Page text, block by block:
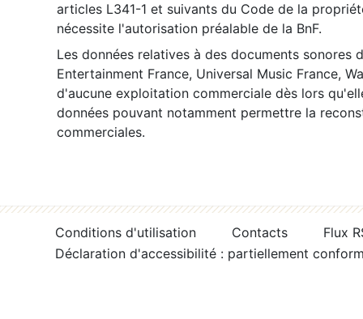
articles L341-1 et suivants du Code de la
nécessite l'autorisation préalable de la BnF.
Les données relatives à des documents sonores
Entertainment France, Universal Music France,
d'aucune exploitation commerciale dès lors
données pouvant notamment permettre la
commerciales.
Conditions d'utilisation Contacts
Flux
Déclaration d'accessibilité : partiellement